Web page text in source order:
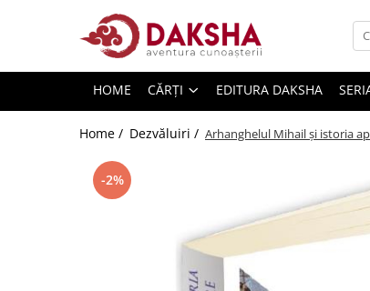
Editura Daksha
Seria Radu Cinamar
Seria David Icke
HOME CĂRȚI EDITURA DAKSHA
Home / Dezvăluiri / Arhanghelul Mihail și istoria
-2%